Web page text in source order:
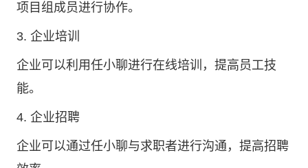
项目组成员进行协作。
3. 企业培训
企业可以利用任小聊进行在线培训，提高员工技
能。
4. 企业招聘
企业可以通过任小聊与求职者进行沟通，提高招聘